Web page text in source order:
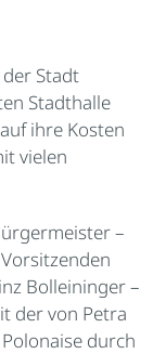
der Stadt
Stadthalle
ihre Kosten
vielen
–
Bolleininger –
der von Petra
durch